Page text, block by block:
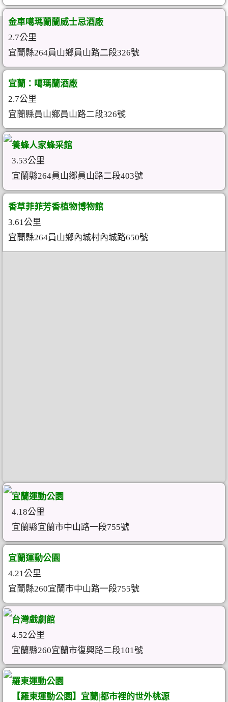
金車噶瑪蘭蘭威士忌酒廠
2.7公里
宜蘭縣264員山鄉員山路二段326號
宜蘭：噶瑪蘭酒廠
2.7公里
宜蘭縣員山鄉員山路二段326號
養蜂人家蜂采館
3.53公里
宜蘭縣264員山鄉員山路二段403號
香草菲菲芳香植物博物館
3.61公里
宜蘭縣264員山鄉內城村內城路650號
宜蘭運動公園
4.18公里
宜蘭縣宜蘭市中山路一段755號
宜蘭運動公園
4.21公里
宜蘭縣260宜蘭市中山路一段755號
台灣戲劇館
4.52公里
宜蘭縣260宜蘭市復興路二段101號
羅東運動公園
【羅東運動公園】宜蘭|都市裡的世外桃源